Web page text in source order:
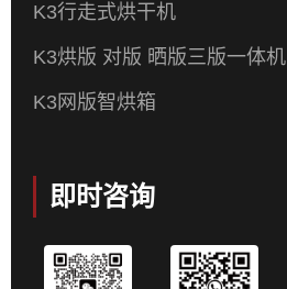
K3行走式烘干机
K3烘版 对版 晒版三版一体机
K3网版智烘箱
即时咨询